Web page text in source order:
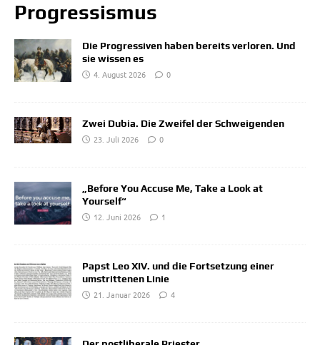
Progressismus
Die Progressiven haben bereits verloren. Und
sie wissen es
4. August 2026
0
Zwei Dubia. Die Zweifel der Schweigenden
23. Juli 2026
0
„Before You Accuse Me, Take a Look at
Yourself“
12. Juni 2026
1
Papst Leo XIV. und die Fortsetzung einer
umstrittenen Linie
21. Januar 2026
4